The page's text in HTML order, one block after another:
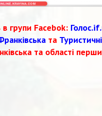
групи Facebok:
та
та області